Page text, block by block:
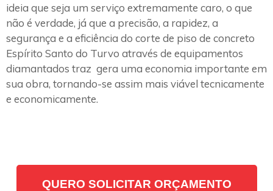
ideia que seja um serviço extremamente caro, o que
não é verdade, já que a precisão, a rapidez, a
segurança e a eficiência do corte de piso de concreto
Espírito Santo do Turvo através de equipamentos
diamantados traz gera uma economia importante em
sua obra, tornando-se assim mais viável tecnicamente
e economicamente.
QUERO SOLICITAR ORÇAMENTO